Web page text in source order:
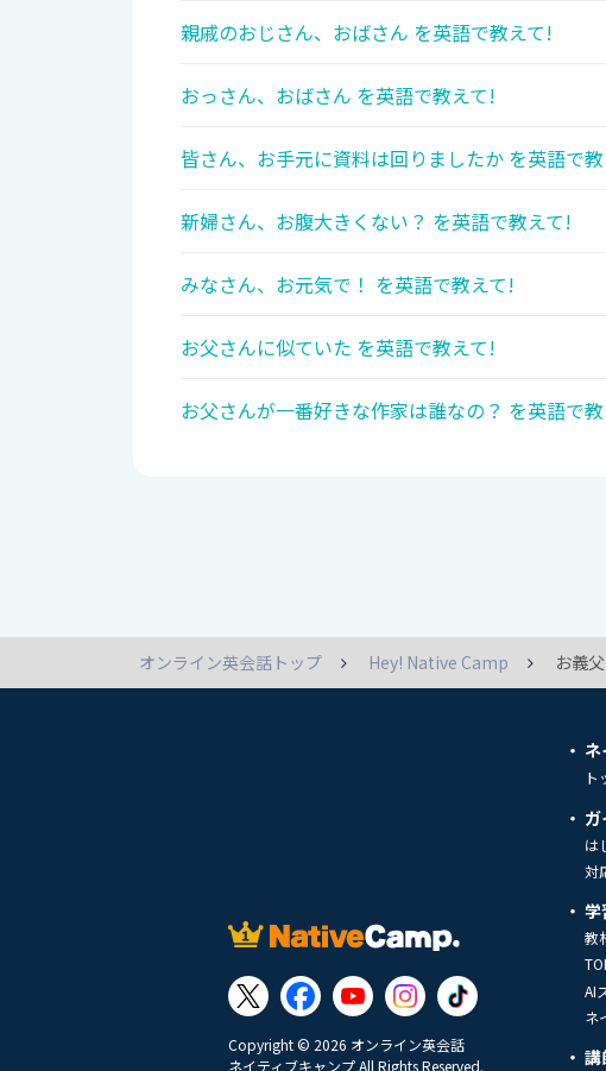
親戚のおじさん、おばさん を英語で教えて!
おっさん、おばさん を英語で教えて!
皆さん、お手元に資料は回りましたか を英語で
新婦さん、お腹大きくない？ を英語で教えて!
みなさん、お元気で！ を英語で教えて!
お父さんに似ていた を英語で教えて!
お父さんが一番好きな作家は誰なの？ を英語で
オンライン英会話トップ Hey! Native Camp お義
Copyright © 2026 オンライン英会話
ネイティブキャンプ All Rights Reserved.
ト
ガ
は
対
学
教
AI
ネ
講